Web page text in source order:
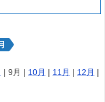
| 9月 | 10月 | 11月 | 12月 |